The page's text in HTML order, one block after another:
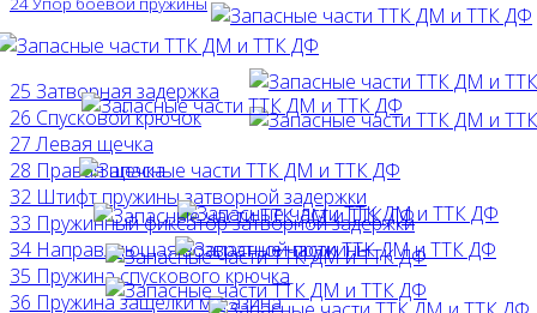
25 Затворная задержка
26 Спусковой крючок
27 Левая щечка
28 Правая щечка
32 Штифт пружины затворной задержки
33 Пружинный фиксатор затворной задержки
34 Направляющая возвратной пружины
35 Пружина спускового крючка
36 Пружина защелки магазина